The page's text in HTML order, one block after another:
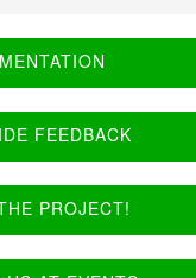
FEEDBACK
PROJECT!